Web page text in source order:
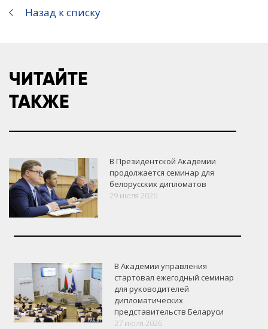
Назад к списку
ЧИТАЙТЕ
ТАКЖЕ
В Президентской Академии
продолжается семинар для
белорусских дипломатов
29 июля 2026
В Академии управления
стартовал ежегодный семинар
для руководителей
дипломатических
представительств Беларуси
27 июля 2026